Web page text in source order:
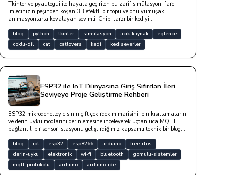
Tkinter ve pyautogui ile hayata geçirilen bu zarif simülasyon, fare
imlecinizin peşinden koşan 3B efektli bir topu ve onu yumuşak
animasyonlarla kovalayan sevimli, Chibi tarzı bir kediyi
çalışıyor ve dilinizi Türkçe olarak karşılıyor. Uzun süre hareketsiz
kaldığında estetik konuşma balonlarıyla size fısıldayan bu sevimli dost,
arkasındaki pencerelere dokunmanızı engellemeyen tıklama geçirgenliği
ve asenkron mırlama sesiyle dijital çalışma alanınıza sıcak bir neşe
blog python tkinter simulasyon acik-kaynak
eglence
coklu-dil
cat catlovers kedi kediseverler
ESP32 ile IoT Dünyasına Giriş Sıfırdan İleri
Seviyeye Proje Geliştirme Rehberi
ESP32 mikrodenetleyicisinin çift çekirdek mimarisini, pin kısıtlamalarını
ve derin uyku modlarını derinlemesine inceleyerek uçtan uca MQTT
bağlantılı bir sensör istasyonu geliştirdiğimiz kapsamlı teknik bir blog
blog iot esp32 esp8266 arduino
free-rtos
derin-uyku
elektronik wi-fi bluetooth
gomulu-sistemler
mqtt-protokolu
arduino arduino-ide